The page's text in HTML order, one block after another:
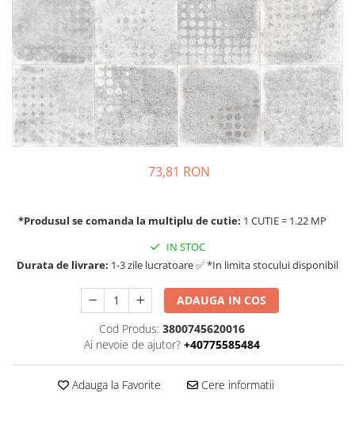
73,81 RON
*Produsul se comanda la multiplu de cutie: 1 CUTIE = 1.22 MP
IN STOC
Durata de livrare: 1-3 zile lucratoare ✅ *In limita stocului disponibil
ADAUGA IN COS
Cod Produs: 3800745620016
Ai nevoie de ajutor? +40775585484
Adauga la Favorite Cere informatii